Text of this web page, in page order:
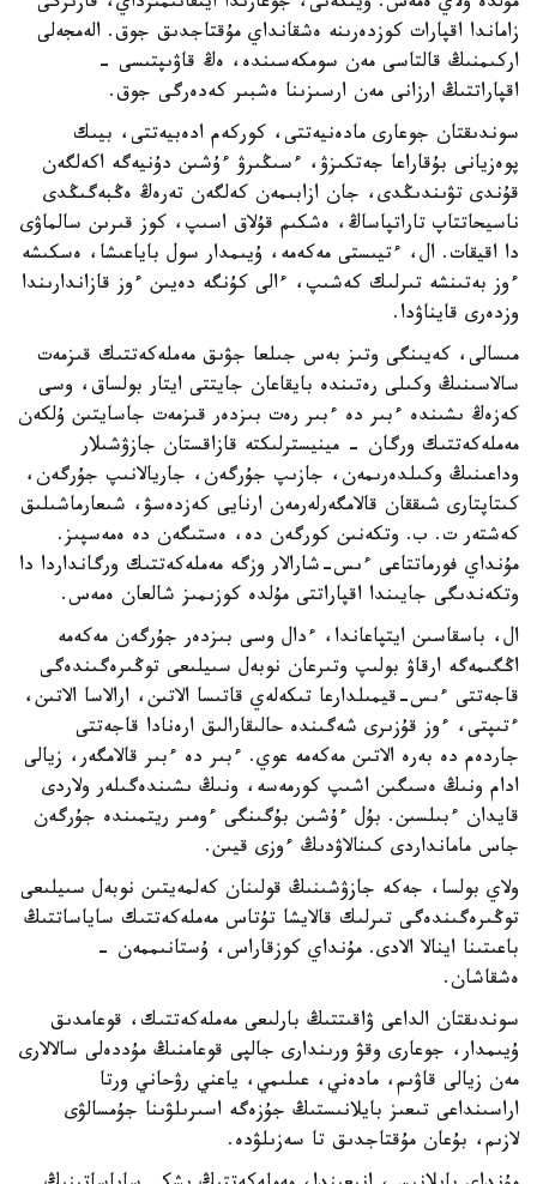
زاماندا اقپارات كوزدەرىنە ەشقانداي مۇقتاجدىق جوق. الەمجەلى
اركىمنىڭ قالتاسى مەن سومكەسىندە، ەڭ قاۋىپتىسى -
اقپاراتتىڭ ارزانى مەن ارسىزىنا ەشبىر كەدەرگى جوق.
سوندىقتان جوعارى مادەنيەتتى، كوركەم ادەبيەتتى، بيىك
پوەزيانى بۇقاراعا جەتكىزۋ، ءسىڭىرۋ ءۇشىن دۇنيەگە اكەلگەن
قۇندى تۋىندىڭدى، جان ازابىمەن كەلگەن تەرەڭ ەڭبەگىڭدى
ناسيحاتتاپ تاراتپاساڭ، ەشكىم قۇلاق اسىپ، كوز قىرىن سالماۋى
دا اقيقات. ال، ءتيىستى مەكەمە، ۇيىمدار سول باياعىشا، ەسكىشە
ءوز بەتىنشە تىرلىك كەشىپ، ءالى كۇنگە دەيىن ءوز قازاندارىندا
وزدەرى قايناۋدا.
مىسالى، كەيىنگى وتىز بەس جىلعا جۋىق مەملەكەتتىك قىزمەت
سالاسىنىڭ وكىلى رەتىندە بايقاعان جايتتى ايتار بولساق، وسى
كەزەڭ ىشىندە ءبىر دە ءبىر رەت بىزدەر قىزمەت جاسايتىن ۇلكەن
مەملەكەتتىك ورگان - مينيسترلىكتە قازاقستان جازۋشىلار
وداعىنىڭ وكىلدەرىمەن، جازىپ جۇرگەن، جاريالانىپ جۇرگەن،
كىتاپتارى شىققان قالامگەرلەرمەن ارنايى كەزدەسۋ، شىعارماشىلىق
كەشتەر ت. ب. وتكەنىن كورگەن دە، ەستىگەن دە ەمەسپىز.
مۇنداي فورماتتاعى ءىس-شارالار وزگە مەملەكەتتىك ورگانداردا دا
وتكەندىگى جايىندا اقپاراتتى مۇلدە كوزىمىز شالعان ەمەس.
ال، باسقاسىن ايتپاعاندا، ءدال وسى بىزدەر جۇرگەن مەكەمە
اڭگىمەگە ارقاۋ بولىپ وتىرعان نوبەل سىيلىعى توڭىرەگىندەگى
قاجەتتى ءىس-قيمىلدارعا تىكەلەي قاتىسا الاتىن، ارالاسا الاتىن،
ءتىپتى، ءوز قۇزىرى شەگىندە حالىقارالىق ارەنادا قاجەتتى
جاردەم دە بەرە الاتىن مەكەمە عوي. ءبىر دە ءبىر قالامگەر، زيالى
ادام ونىڭ ەسىگىن اشىپ كورمەسە، ونىڭ ىشىندەگىلەر ولاردى
قايدان ءبىلسىن. بۇل ءۇشىن بۇگىنگى ءومىر ريتمىندە جۇرگەن
جاس مامانداردى كىنالاۋدىڭ ءوزى قيىن.
ولاي بولسا، جەكە جازۋشىنىڭ قولىنان كەلمەيتىن نوبەل سىيلىعى
توڭىرەگىندەگى تىرلىك قالايشا تۇتاس مەملەكەتتىك ساياساتتىڭ
باعىتىنا اينالا الادى. مۇنداي كوزقاراس، ۇستانىممەن -
ەشقاشان.
سوندىقتان الداعى ۋاقىتتىڭ بارلىعى مەملەكەتتىك، قوعامدىق
ۇيىمدار، جوعارى وقۋ ورىندارى جالپى قوعامنىڭ مۇددەلى سالالارى
مەن زيالى قاۋىم، مادەني، عىلىمي، ياعني رۋحاني ورتا
اراسىنداعى تىعىز بايلانىستىڭ جۇزەگە اسىرىلۋىنا جۇمسالۋى
لازىم، بۇعان مۇقتاجدىق تا سەزىلۋدە.